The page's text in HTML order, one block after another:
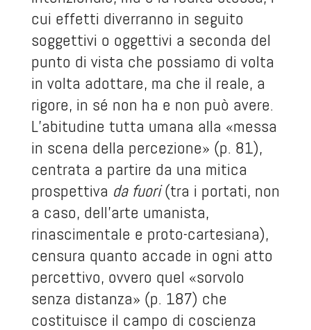
cui effetti diverranno in seguito
soggettivi o oggettivi a seconda del
punto di vista che possiamo di volta
in volta adottare, ma che il reale, a
rigore, in sé non ha e non può avere.
L’abitudine tutta umana alla «messa
in scena della percezione» (p. 81),
centrata a partire da una mitica
prospettiva da fuori(tra i portati, non
a caso, dell’arte umanista,
rinascimentale e proto-cartesiana),
censura quanto accade in ogni atto
percettivo, ovvero quel «sorvolo
senza distanza» (p. 187) che
costituisce il campo di coscienza